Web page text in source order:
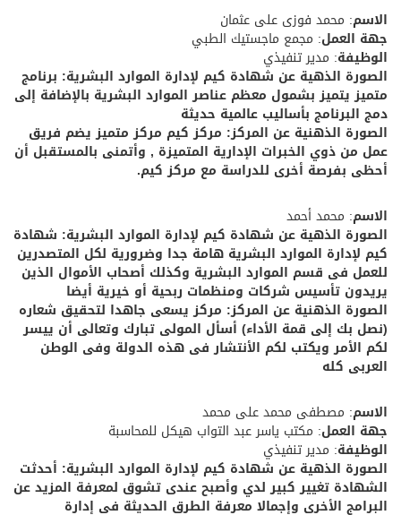
الاسم: محمد فوزى على عثمان
جهة العمل: مجمع ماجستيك الطبي
الوظيفة: مدير تنفيذي
الصورة الذهية عن شهادة كيم لإدارة الموارد البشرية: برنامج
متميز يتميز بشمول معظم عناصر الموارد البشرية بالإضافة إلى
دمج البرنامج بأساليب عالمية حديثة
الصورة الذهنية عن المركز: مركز كيم مركز متميز يضم فريق
عمل من ذوي الخبرات الإدارية المتميزة , وأتمنى بالمستقبل أن
أحظى بفرصة أخرى للدراسة مع مركز كيم.
الاسم: محمد أحمد
الصورة الذهية عن شهادة كيم لإدارة الموارد البشرية: شهادة
كيم لإدارة الموارد البشرية هامة جدا وضرورية لكل المتصدرين
للعمل فى قسم الموارد البشرية وكذلك أصحاب الأموال الذين
يريدون تأسيس شركات ومنظمات ربحية أو خيرية أيضا
الصورة الذهنية عن المركز: مركز يسعى جاهدا لتحقيق شعاره
(نصل بك إلى قمة الأداء) أسأل المولى تبارك وتعالى أن ييسر
لكم الأمر ويكتب لكم الأنتشار فى هذه الدولة وفى الوطن
العربى كله
الاسم: مصطفى محمد على محمد
جهة العمل: مكتب ياسر عبد التواب هيكل للمحاسبة
الوظيفة: مدير تنفيذي
الصورة الذهية عن شهادة كيم لإدارة الموارد البشرية: أحدثت
الشهادة تغيير كبير لدي وأصبح عندى تشوق لمعرفة المزيد عن
البرامج الأخرى وإجمالا معرفة الطرق الحديثة فى إدارة